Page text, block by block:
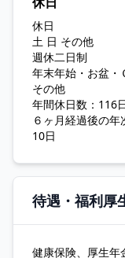
休日
土 日 その他
週休二日制
年末年始・お盆・
その他
年間休日数：116
６ヶ月経過後の
10日
待遇・福利厚
健康保険、厚生年